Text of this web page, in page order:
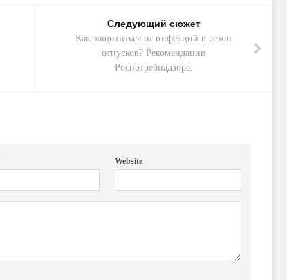
Следующий сюжет
Как защититься от инфекций в сезон
отпусков? Рекомендации
Роспотребнадзора.
Website